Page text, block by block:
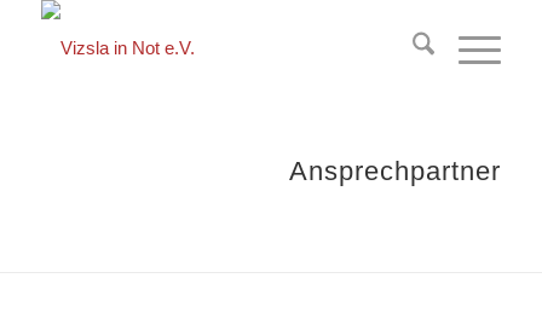
Ansprechpartner